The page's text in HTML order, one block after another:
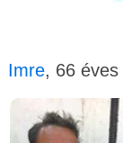
Imre, 66 éves